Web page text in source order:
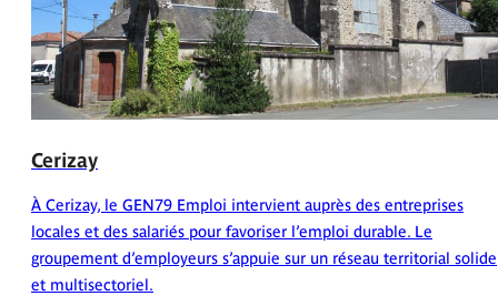
Cerizay
À Cerizay, le GEN79 Emploi intervient auprès des entreprises
locales et des salariés pour favoriser l’emploi durable. Le
groupement d’employeurs s’appuie sur un réseau territorial solide
et multisectoriel.